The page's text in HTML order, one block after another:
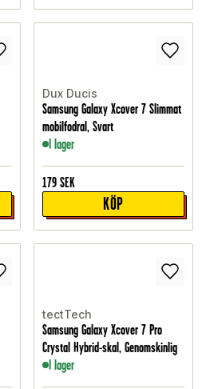
Dux Ducis
Samsung Galaxy Xcover 7 Slimmat
mobilfodral, Svart
I lager
179 SEK
KÖP
tectTech
Samsung Galaxy Xcover 7 Pro
Crystal Hybrid-skal, Genomskinlig
I lager